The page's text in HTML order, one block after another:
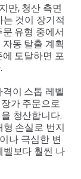
만, 청산 측면
것이 장기적
유형 중에서
동 탈출 계획
도달하면 포
이 스톱 레벨
가 주문으로
청산합니다.
손실로 번지
나 극심한 변
보다 훨씬 나